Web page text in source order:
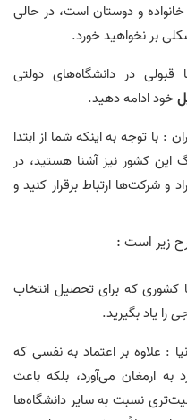
و دوستان است، در حالی
بر نخواهید خورد.
در دانشگاه‌های دولتی
خود ادامه دهید.
: با توجه به اینکه شما از ابتدا
این کشور نیز آشنا هستید، در
و شرکت‌ها ارتباط برقرار کنید و
زیر است :
کشوری که برای تحصیل انتخاب
را یاد بگیرید.
: علاوه بر اعتماد به نفسی که
به ارمغان می‌آورد، بلکه باعث
نسبت به سایر دانشگاه‌ها